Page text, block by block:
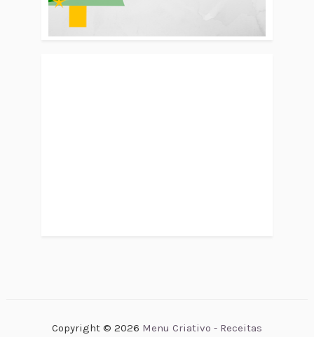
Copyright © 2026 Menu Criativo - Receitas